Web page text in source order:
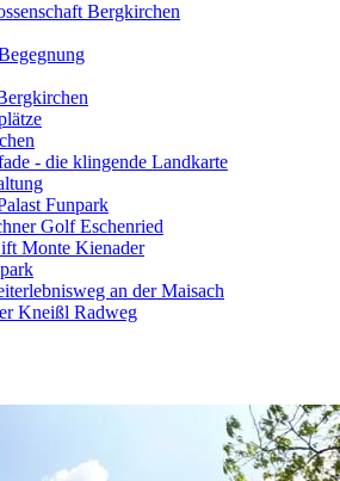
Bergkirchen
- die klingende Landkarte
Funpark
Golf Eschenried
Monte Kienader
an der Maisach
Kneißl Radweg